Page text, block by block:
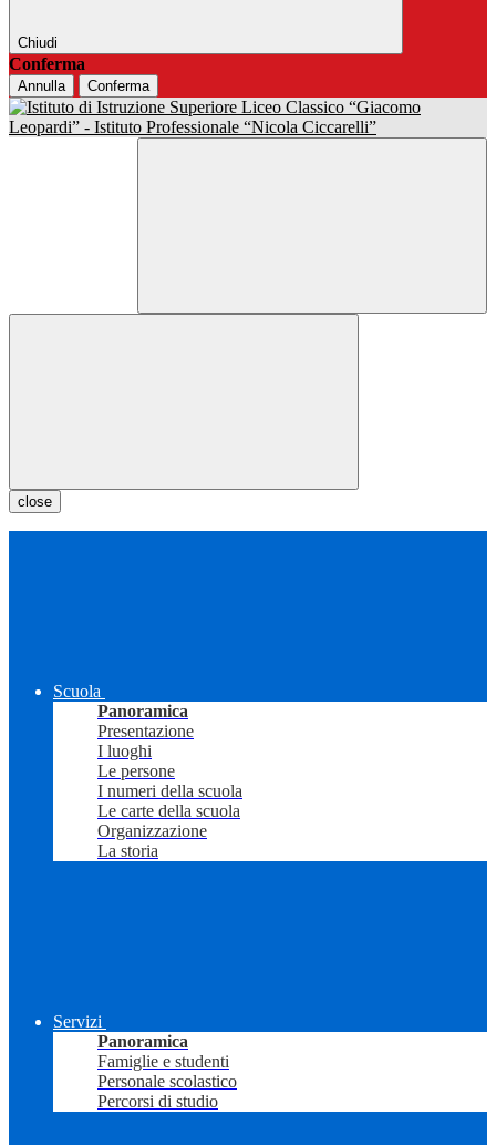
Chiudi
Conferma
Annulla Conferma
close
Scuola
Panoramica
Presentazione
I luoghi
Le persone
I numeri della scuola
Le carte della scuola
Organizzazione
La storia
Servizi
Panoramica
Famiglie e studenti
Personale scolastico
Percorsi di studio